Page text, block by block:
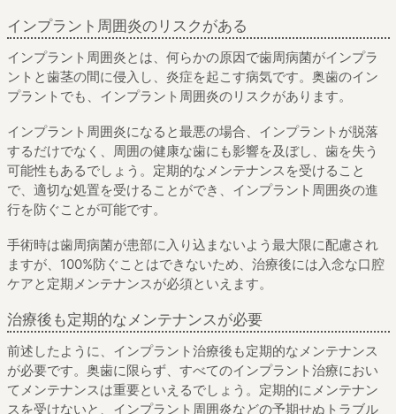
インプラント周囲炎のリスクがある
インプラント周囲炎とは、何らかの原因で歯周病菌がインプラ
ントと歯茎の間に侵入し、炎症を起こす病気です。奥歯のイン
プラントでも、インプラント周囲炎のリスクがあります。
インプラント周囲炎になると最悪の場合、インプラントが脱落
するだけでなく、周囲の健康な歯にも影響を及ぼし、歯を失う
可能性もあるでしょう。定期的なメンテナンスを受けること
で、適切な処置を受けることができ、インプラント周囲炎の進
行を防ぐことが可能です。
手術時は歯周病菌が患部に入り込まないよう最大限に配慮され
ますが、100%防ぐことはできないため、治療後には入念な口腔
ケアと定期メンテナンスが必須といえます。
治療後も定期的なメンテナンスが必要
前述したように、インプラント治療後も定期的なメンテナンス
が必要です。奥歯に限らず、すべてのインプラント治療におい
てメンテナンスは重要といえるでしょう。定期的にメンテナン
スを受けないと、インプラント周囲炎などの予期せぬトラブル